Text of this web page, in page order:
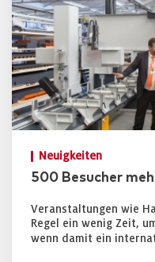
Neuigkeiten
500 Besucher
Veranstaltungen wie
Regel ein wenig Zeit,
wenn damit ein